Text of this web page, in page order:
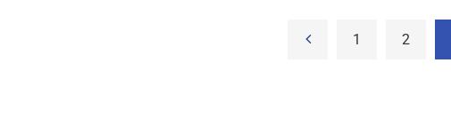
1 2